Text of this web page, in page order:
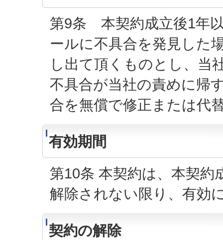
第9条 本契約成立後1年
ールに不具合を発見した
し出て頂くものとし、当
不具合が当社の責めに帰
合を無償で修正または代
有効期間
第10条 本契約は、本契約
解除されない限り、有効
契約の解除